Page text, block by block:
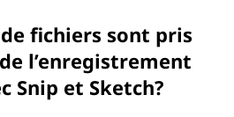
fichiers sont pris
l’enregistrement
Snip et Sketch?